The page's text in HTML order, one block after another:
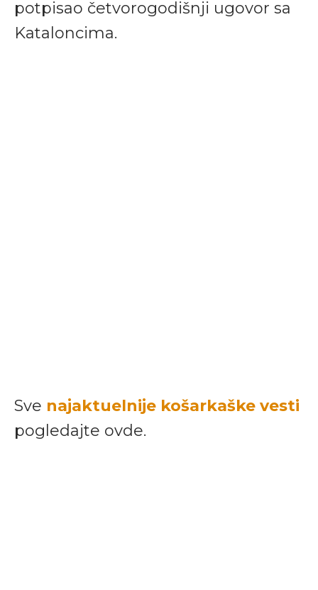
potpisao četvorogodišnji ugovor sa
Kataloncima.
Sve najaktuelnije košarkaške vesti
pogledajte ovde.